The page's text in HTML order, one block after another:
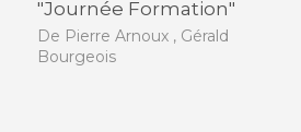
"Journée Formation"
De Pierre Arnoux , Gérald
Bourgeois